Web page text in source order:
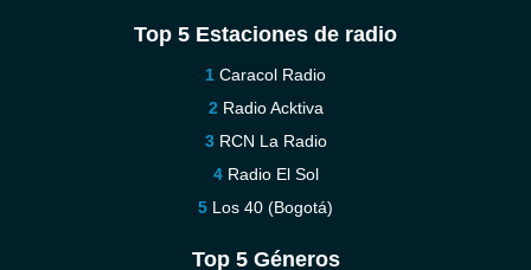
Top 5 Estaciones de radio
Caracol Radio
Radio Acktiva
RCN La Radio
Radio El Sol
Los 40 (Bogotá)
Top 5 Géneros